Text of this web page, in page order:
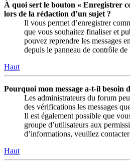
À quoi sert le bouton « Enregistrer
lors de la rédaction d’un sujet ?
Il vous permet d’enregistrer
que vous souhaitez finaliser et
pouvez reprendre les messages
depuis le panneau de contrôle de
Haut
Pourquoi mon message a-t-il besoin
Les administrateurs du forum
des vérifications les messages
Il est également possible que
groupe d’utilisateurs aux
d’informations, veuillez
Haut